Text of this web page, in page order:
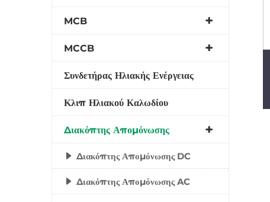
MCB
MCCB
Συνδετήρας Ηλιακής Ενέργειας
Κλιπ Ηλιακού Καλωδίου
Διακόπτης Απομόνωσης
Διακόπτης Απομόνωσης DC
Διακόπτης Απομόνωσης AC